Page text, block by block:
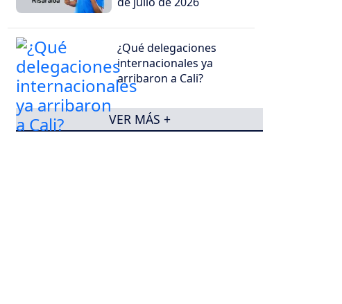
¿Qué delegaciones
internacionales ya
arribaron a Cali?
VER MÁS +